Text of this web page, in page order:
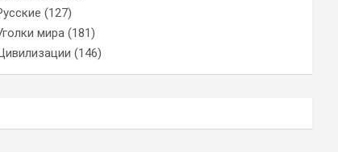
(127)
мира (181)
(146)